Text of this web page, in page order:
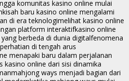
komunitas kasino online mulai
kisah baru kasino online mengalami
di era teknologimelihat kasino online
platform interaktifkasino online
berbeda di dunia digitalfenomena
di tengah arus
menapaki baru dalam perjalanan
kasino online dari sisi dinamika
mahjong ways menjadi bagian dari